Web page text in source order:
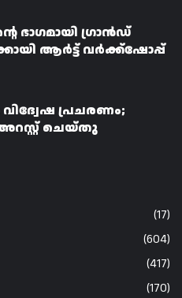
ഭാഗമായി ഗ്രാൻഡ്
ആർട്ട് വർക്ക്‌ഷോപ്പ്
പ്രചരണം;
ചെയ്തു
(17)
(604)
(417)
(170)